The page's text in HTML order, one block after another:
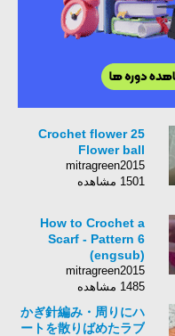
Crochet flower 25
Flower ball
mitragreen2015
1501 مشاهده
How to Crochet a
Scarf - Pattern 6
(engsub)
mitragreen2015
1485 مشاهده
かぎ針編み・周りにハ
ートを散りばめたラブ